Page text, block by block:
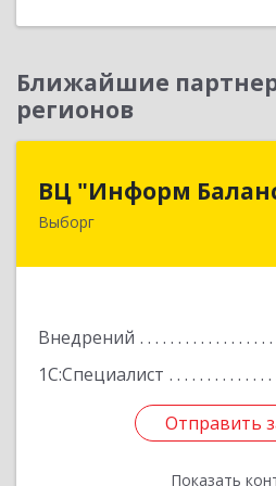
Ближайшие
регионов
ВЦ "Информ
Выборг
Внедрений
1С:Специалист
Отправить
Показать
188800, Ленинградская
Отправить
Назад